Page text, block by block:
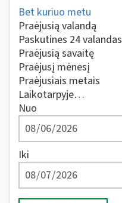
Bet kuriuo metu
Praėjusią valandą
Paskutines 24 valandas
Praėjusią savaitę
Praėjusį mėnesį
Praėjusiais metais
Laikotarpyje…
Nuo
Iki